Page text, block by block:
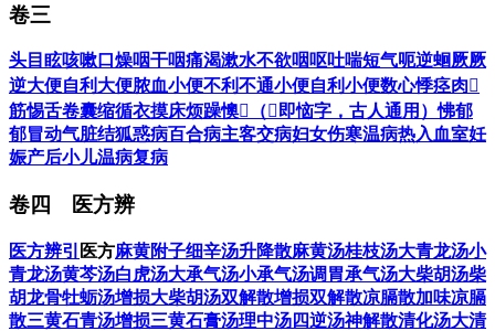
卷三
头目眩咳嗽口燥咽干咽痛渴漱水不欲咽呕吐喘短气呃逆蛔厥厥
逆大便自利 大便脓血小便不利不通小便自利小便数心悸痉肉𥆧
筋惕舌卷囊缩循衣摸床烦躁懊𢙐（𢙐即恼字，古人通用）怫郁
郁冒动气脏结狐惑病百合病主客交病妇女伤寒温病热入血室妊
娠产后小儿温病复病
卷四 医方辨
医方辨引 医方麻黄附子细辛汤升降散麻黄汤桂枝汤大青龙汤小
青龙汤黄芩汤白虎汤大承气汤小承气汤调胃承气汤大柴胡汤柴
胡龙骨牡蛎汤增损大柴胡汤双解散增损双解散凉膈散加味凉膈
散三黄石青汤增损三黄石膏汤理中汤四逆汤神解散清化汤大清